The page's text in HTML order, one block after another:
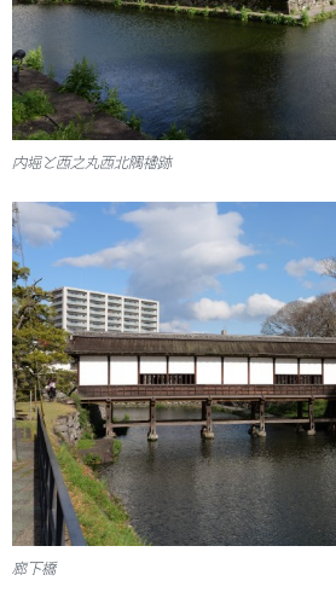
内堀と西之丸西北隅櫓跡
廊下橋